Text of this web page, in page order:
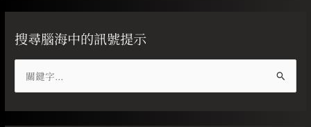
搜尋腦海中的訊號提示
尋
關